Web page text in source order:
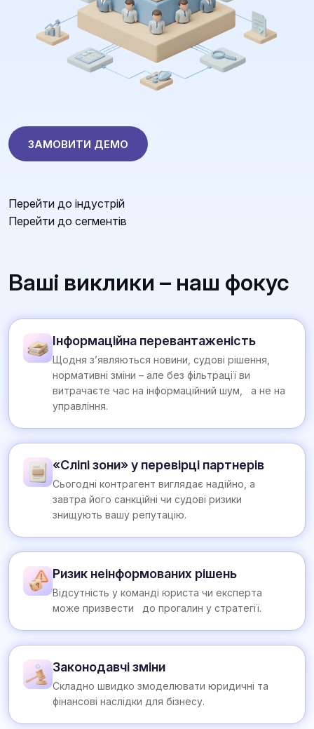
ЗАМОВИТИ ДЕМО
Перейти до індустрій
Перейти до сегментів
Ваші виклики – наш фокус
Інформаційна перевантаженість
Щодня з’являються новини, судові рішення,
нормативні зміни – але без фільтрації ви
витрачаєте час на інформаційний шум, а не на
управління.
«Сліпі зони» у перевірці партнерів
Сьогодні контрагент виглядає надійно, а
завтра його санкційні чи судові ризики
знищують вашу репутацію.
Ризик неінформованих рішень
Відсутність у команді юриста чи експерта
може призвести до прогалин у стратегії.
Законодавчі зміни
Складно швидко змоделювати юридичні та
фінансові наслідки для бізнесу.